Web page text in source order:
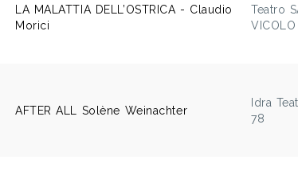
LA MALATTIA DELL’OSTRICA - Claudio
Morici
Teatro
AFTER ALL Solène Weinachter
Idra
78